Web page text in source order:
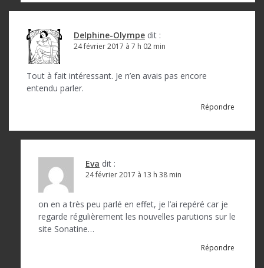
Delphine-Olympe dit :
24 février 2017 à 7 h 02 min
Tout à fait intéressant. Je n’en avais pas encore
entendu parler.
Répondre
Eva dit :
24 février 2017 à 13 h 38 min
on en a très peu parlé en effet, je l’ai repéré car je
regarde régulièrement les nouvelles parutions sur le
site Sonatine…
Répondre